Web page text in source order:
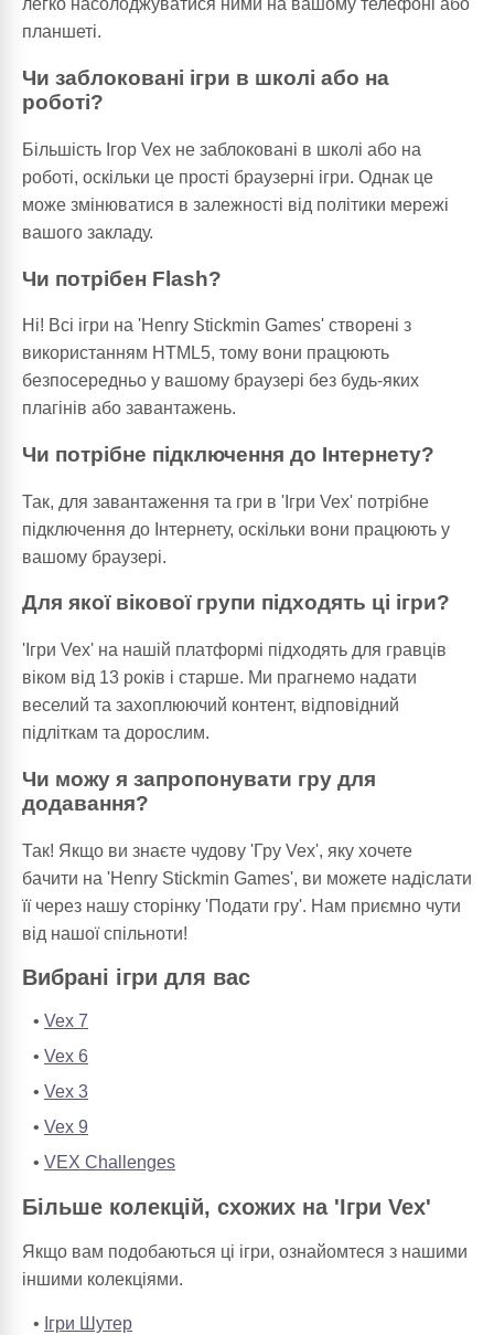
легко насолоджуватися ними на вашому телефоні або
планшеті.
Чи заблоковані ігри в школі або на
роботі?
Більшість Ігор Vex не заблоковані в школі або на
роботі, оскільки це прості браузерні ігри. Однак це
може змінюватися в залежності від політики мережі
вашого закладу.
Чи потрібен Flash?
Ні! Всі ігри на 'Henry Stickmin Games' створені з
використанням HTML5, тому вони працюють
безпосередньо у вашому браузері без будь-яких
плагінів або завантажень.
Чи потрібне підключення до Інтернету?
Так, для завантаження та гри в 'Ігри Vex' потрібне
підключення до Інтернету, оскільки вони працюють у
вашому браузері.
Для якої вікової групи підходять ці ігри?
'Ігри Vex' на нашій платформі підходять для гравців
віком від 13 років і старше. Ми прагнемо надати
веселий та захоплюючий контент, відповідний
підліткам та дорослим.
Чи можу я запропонувати гру для
додавання?
Так! Якщо ви знаєте чудову 'Гру Vex', яку хочете
бачити на 'Henry Stickmin Games', ви можете надіслати
її через нашу сторінку 'Подати гру'. Нам приємно чути
від нашої спільноти!
Вибрані ігри для вас
Vex 7
Vex 6
Vex 3
Vex 9
VEX Challenges
Більше колекцій, схожих на 'Ігри Vex'
Якщо вам подобаються ці ігри, ознайомтеся з нашими
іншими колекціями.
Ігри Шутер